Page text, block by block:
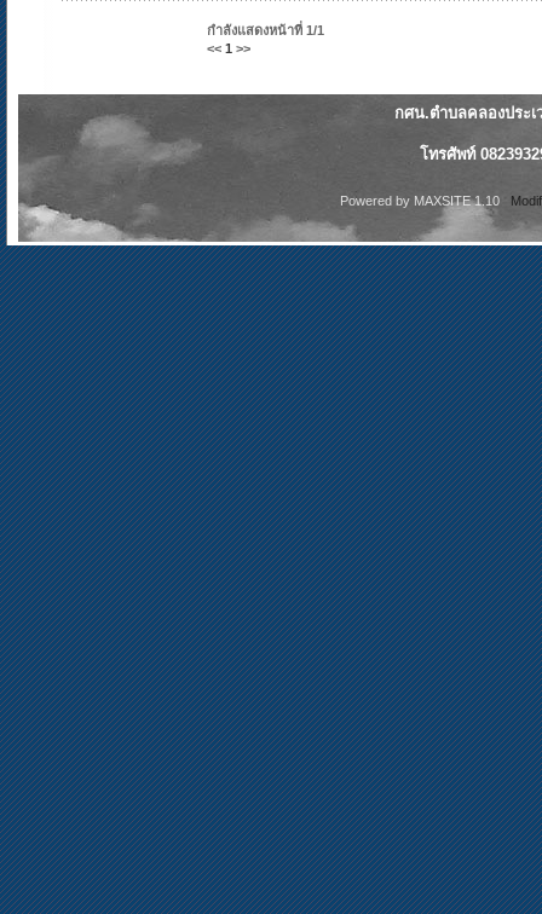
กำลังแสดงหน้าที่ 1/1
<< 1 >>
กศน.ตำบลคลองประ
โทรศัพท์
Powered by MAXSITE 1.10